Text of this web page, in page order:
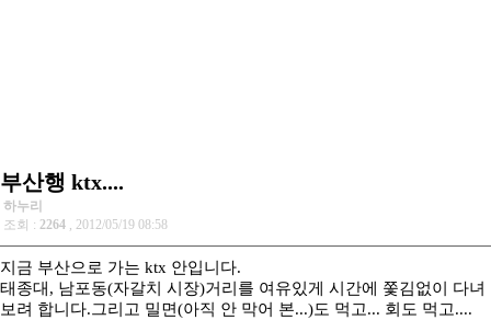
부산행 ktx....
하누리
조회 : 2264 , 2012/05/19 08:58
지금 부산으로 가는 ktx 안입니다.
태종대, 남포동(자갈치 시장)거리를 여유있게 시간에 쫓김없이 다녀
보려 합니다.그리고 밀면(아직 안 막어 본...)도 먹고... 회도 먹고....